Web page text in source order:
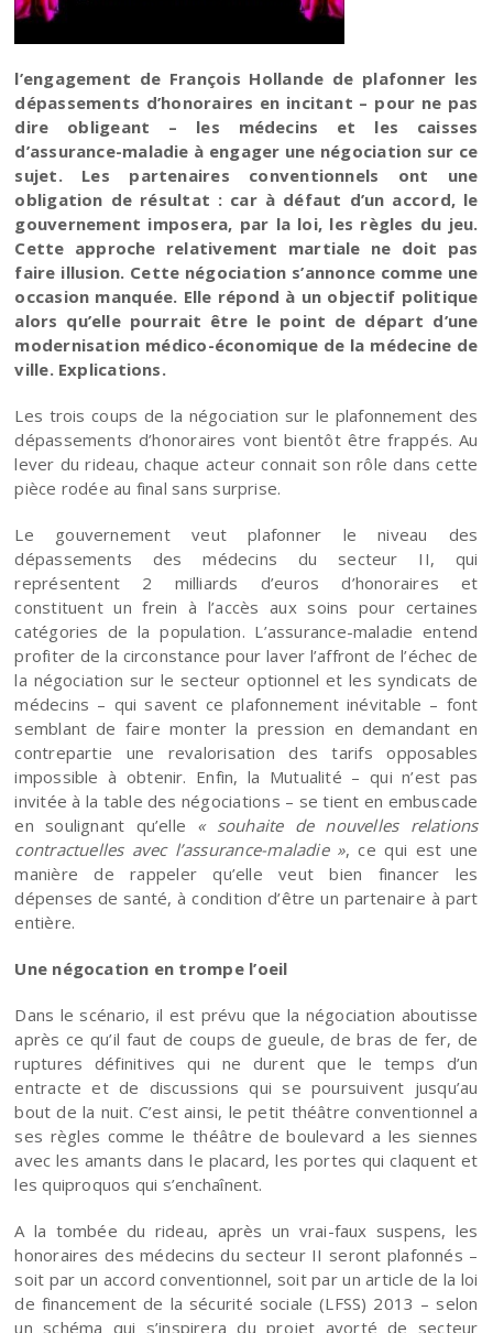
l’engagement de François Hollande de plafonner les
dépassements d’honoraires en incitant – pour ne pas
dire obligeant – les médecins et les caisses
d’assurance-maladie à engager une négociation sur ce
sujet. Les partenaires conventionnels ont une
obligation de résultat : car à défaut d’un accord, le
gouvernement imposera, par la loi, les règles du jeu.
Cette approche relativement martiale ne doit pas
faire illusion. Cette négociation s’annonce comme une
occasion manquée. Elle répond à un objectif politique
alors qu’elle pourrait être le point de départ d’une
modernisation médico-économique de la médecine de
ville. Explications.
Les trois coups de la négociation sur le plafonnement des
dépassements d’honoraires vont bientôt être frappés. Au
lever du rideau, chaque acteur connait son rôle dans cette
pièce rodée au final sans surprise.
Le gouvernement veut plafonner le niveau des
dépassements des médecins du secteur II, qui
représentent 2 milliards d’euros d’honoraires et
constituent un frein à l’accès aux soins pour certaines
catégories de la population. L’assurance-maladie entend
profiter de la circonstance pour laver l’affront de l’échec de
la négociation sur le secteur optionnel et les syndicats de
médecins – qui savent ce plafonnement inévitable – font
semblant de faire monter la pression en demandant en
contrepartie une revalorisation des tarifs opposables
impossible à obtenir. Enfin, la Mutualité – qui n’est pas
invitée à la table des négociations – se tient en embuscade
en soulignant qu’elle « souhaite de nouvelles relations
contractuelles avec l’assurance-maladie », ce qui est une
manière de rappeler qu’elle veut bien financer les
dépenses de santé, à condition d’être un partenaire à part
entière.
Une négocation en trompe l’oeil
Dans le scénario, il est prévu que la négociation aboutisse
après ce qu’il faut de coups de gueule, de bras de fer, de
ruptures définitives qui ne durent que le temps d’un
entracte et de discussions qui se poursuivent jusqu’au
bout de la nuit. C’est ainsi, le petit théâtre conventionnel a
ses règles comme le théâtre de boulevard a les siennes
avec les amants dans le placard, les portes qui claquent et
les quiproquos qui s’enchaînent.
A la tombée du rideau, après un vrai-faux suspens, les
honoraires des médecins du secteur II seront plafonnés –
soit par un accord conventionnel, soit par un article de la loi
de financement de la sécurité sociale (LFSS) 2013 – selon
un schéma qui s’inspirera du projet avorté de secteur